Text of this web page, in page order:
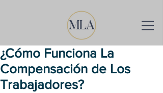
¿Cómo Funciona La
Compensación de Los
Trabajadores?